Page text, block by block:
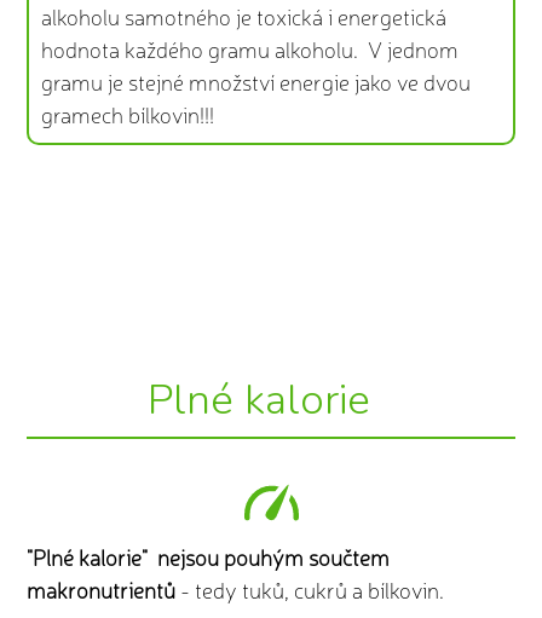
alkoholu samotného je toxická i energetická
hodnota každého gramu alkoholu. V jednom
gramu je stejné množství energie jako ve dvou
gramech bílkovin!!!
Plné kalorie
"Plné kalorie" nejsou pouhým součtem
makronutrientů - tedy tuků, cukrů a bílkovin.